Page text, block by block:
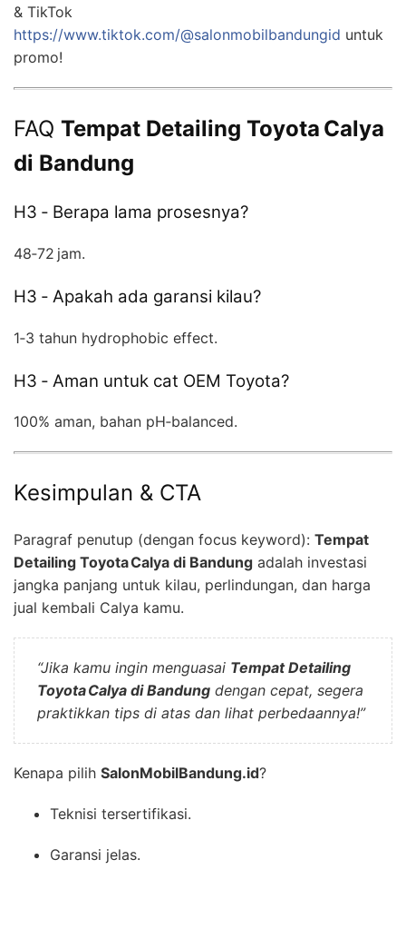
& TikTok
https://www.tiktok.com/@salonmobilbandungid untuk
promo!
FAQ Tempat Detailing Toyota Calya
di Bandung
H3 ‑ Berapa lama prosesnya?
48‑72 jam.
H3 ‑ Apakah ada garansi kilau?
1‑3 tahun hydrophobic effect.
H3 ‑ Aman untuk cat OEM Toyota?
100% aman, bahan pH‑balanced.
Kesimpulan & CTA
Paragraf penutup (dengan focus keyword): Tempat
Detailing Toyota Calya di Bandung adalah investasi
jangka panjang untuk kilau, perlindungan, dan harga
jual kembali Calya kamu.
“Jika kamu ingin menguasai Tempat Detailing
Toyota Calya di Bandung dengan cepat, segera
praktikkan tips di atas dan lihat perbedaannya!”
Kenapa pilih SalonMobilBandung.id?
Teknisi tersertifikasi.
Garansi jelas.